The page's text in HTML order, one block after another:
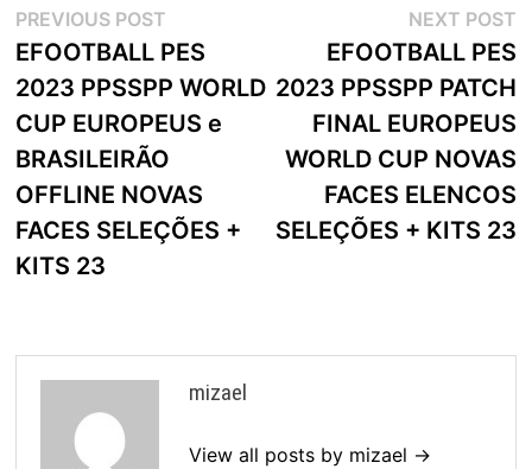
Navegação
de
artigos
PREVIOUS POSTPrevious
post:
EFOOTBALL PES
2023 PPSSPP WORLD
CUP EUROPEUS e
BRASILEIRÃO
OFFLINE NOVAS
FACES SELEÇÕES +
KITS 23
NEXT POST
EFOOTBALL PES
2023 PPSSPP PATCH
FINAL EUROPEUS
WORLD CUP NOVAS
FACES ELENCOS
SELEÇÕES + KITS 23
mizael
View all posts by mizael →